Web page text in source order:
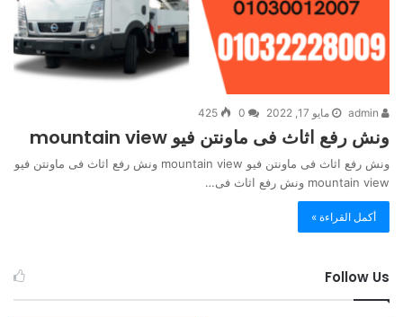
مايو 17, 2022 0
425
ونش رفع اثاث فى ماونتن فيو mountain view
ونش رفع اثاث فى ماونتن فيو mountain view ونش رفع اثاث فى ماونتن فيو
mountain view ونش رفع اثاث فى…
أكمل القراءة »
Follow Us